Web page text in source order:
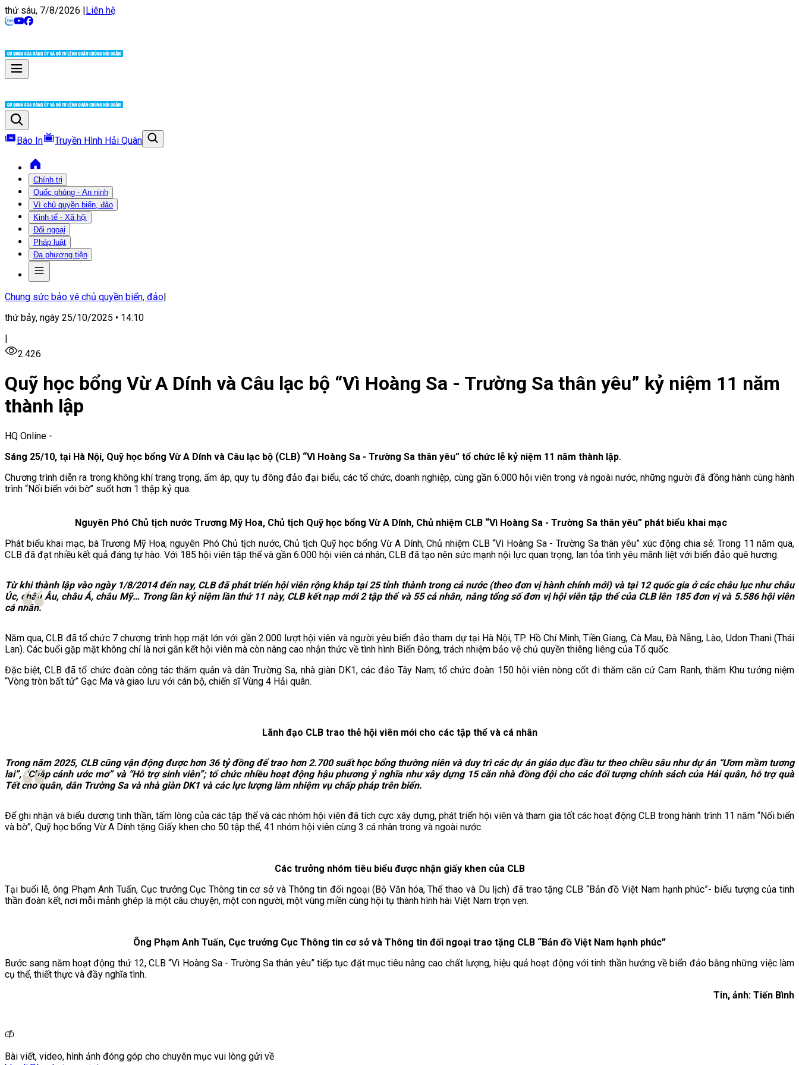
thứ sáu, 7/8/2026 |Liên hệ
Báo In Truyền Hình Hải Quân
Chính trị
Quốc phòng - An ninh
Vì chủ quyền biển, đảo
Kinh tế - Xã hội
Đối ngoại
Pháp luật
Đa phương tiện
Chung sức bảo vệ chủ quyền biển, đảo|
thứ bảy, ngày 25/10/2025 • 14:10
|
2.426
Quỹ học bổng Vừ A Dính và Câu lạc bộ “Vì Hoàng Sa - Trường Sa thân yêu” kỷ niệm 11 năm
thành lập
HQ Online -
Sáng 25/10, tại Hà Nội, Quỹ học bổng Vừ A Dính và Câu lạc bộ (CLB) “Vì Hoàng Sa - Trường Sa thân yêu” tổ chức lễ kỷ niệm 11 năm thành lập.
Chương trình diễn ra trong không khí trang trọng, ấm áp, quy tụ đông đảo đại biểu, các tổ chức, doanh nghiệp, cùng gần 6.000 hội viên trong và ngoài nước, những người đã đồng hành cùng hành
trình “Nối biển với bờ” suốt hơn 1 thập kỷ qua.
Nguyên Phó Chủ tịch nước Trương Mỹ Hoa, Chủ tịch Quỹ học bổng Vừ A Dính, Chủ nhiệm CLB “Vì Hoàng Sa - Trường Sa thân yêu” phát biểu khai mạc
Phát biểu khai mạc, bà Trương Mỹ Hoa, nguyên Phó Chủ tịch nước, Chủ tịch Quỹ học bổng Vừ A Dính, Chủ nhiệm CLB “Vì Hoàng Sa - Trường Sa thân yêu” xúc động chia sẻ: Trong 11 năm qua,
CLB đã đạt nhiều kết quả đáng tự hào. Với 185 hội viên tập thể và gần 6.000 hội viên cá nhân, CLB đã tạo nên sức mạnh nội lực quan trọng, lan tỏa tình yêu mãnh liệt với biển đảo quê hương.
Từ khi thành lập vào ngày 1/8/2014 đến nay, CLB đã phát triển hội viên rộng khắp tại 25 tỉnh thành trong cả nước (theo đơn vị hành chính mới) và tại 12 quốc gia ở các châu lục như châu
Úc, châu Âu, châu Á, châu Mỹ… Trong lần kỷ niệm lần thứ 11 này, CLB kết nạp mới 2 tập thể và 55 cá nhân, nâng tổng số đơn vị hội viên tập thể của CLB lên 185 đơn vị và 5.586 hội viên
cá nhân.
Năm qua, CLB đã tổ chức 7 chương trình họp mặt lớn với gần 2.000 lượt hội viên và người yêu biển đảo tham dự tại Hà Nội, TP. Hồ Chí Minh, Tiền Giang, Cà Mau, Đà Nẵng, Lào, Udon Thani (Thái
Lan). Các buổi gặp mặt không chỉ là nơi gắn kết hội viên mà còn nâng cao nhận thức về tình hình Biển Đông, trách nhiệm bảo vệ chủ quyền thiêng liêng của Tổ quốc.
Đặc biệt, CLB đã tổ chức đoàn công tác thăm quân và dân Trường Sa, nhà giàn DK1, các đảo Tây Nam; tổ chức đoàn 150 hội viên nòng cốt đi thăm căn cứ Cam Ranh, thăm Khu tưởng niệm
“Vòng tròn bất tử” Gạc Ma và giao lưu với cán bộ, chiến sĩ Vùng 4 Hải quân.
Lãnh đạo CLB trao thẻ hội viên mới cho các tập thể và cá nhân
Trong năm 2025, CLB cũng vận động được hơn 36 tỷ đồng để trao hơn 2.700 suất học bổng thường niên và duy trì các dự án giáo dục đầu tư theo chiều sâu như dự án “Ươm mầm tương
lai”, “Chắp cánh ước mơ” và “Hỗ trợ sinh viên”; tổ chức nhiều hoạt động hậu phương ý nghĩa như xây dựng 15 căn nhà đồng đội cho các đối tượng chính sách của Hải quân, hỗ trợ quà
Tết cho quân, dân Trường Sa và nhà giàn DK1 và các lực lượng làm nhiệm vụ chấp pháp trên biển.
Để ghi nhận và biểu dương tinh thần, tấm lòng của các tập thể và các nhóm hội viên đã tích cực xây dựng, phát triển hội viên và tham gia tốt các hoạt động CLB trong hành trình 11 năm “Nối biển
và bờ”, Quỹ học bổng Vừ A Dính tặng Giấy khen cho 50 tập thể, 41 nhóm hội viên cùng 3 cá nhân trong và ngoài nước.
Các trưởng nhóm tiêu biểu được nhận giấy khen của CLB
Tại buổi lễ, ông Phạm Anh Tuấn, Cục trưởng Cục Thông tin cơ sở và Thông tin đối ngoại (Bộ Văn hóa, Thể thao và Du lịch) đã trao tặng CLB “Bản đồ Việt Nam hạnh phúc”- biểu tượng của tinh
thần đoàn kết, nơi mỗi mảnh ghép là một câu chuyện, một con người, một vùng miền cùng hội tụ thành hình hài Việt Nam trọn vẹn.
Ông Phạm Anh Tuấn, Cục trưởng Cục Thông tin cơ sở và Thông tin đối ngoại trao tặng CLB “Bản đồ Việt Nam hạnh phúc”
Bước sang năm hoạt động thứ 12, CLB “Vì Hoàng Sa - Trường Sa thân yêu” tiếp tục đặt mục tiêu nâng cao chất lượng, hiệu quả hoạt động với tinh thần hướng về biển đảo bằng những việc làm
cụ thể, thiết thực và đầy nghĩa tình.
Tin, ảnh: Tiến Bình
Bài viết, video, hình ảnh đóng góp cho chuyên mục vui lòng gửi về